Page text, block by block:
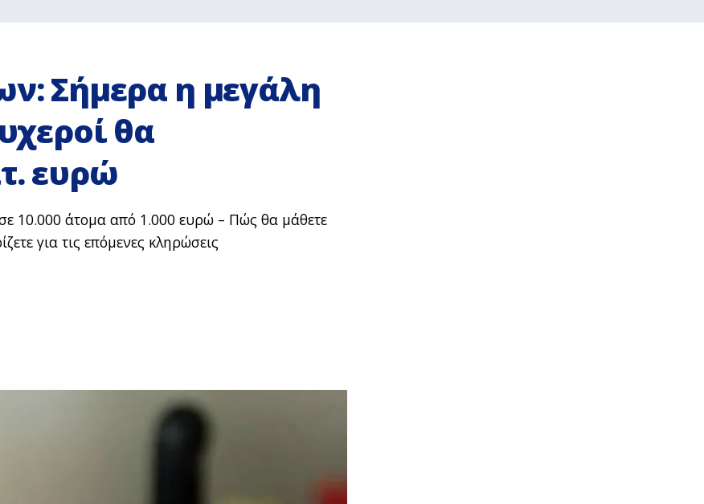
Σήμερα η μεγάλη
θα
ευρώ
10.000 άτομα από 1.000 ευρώ – Πώς θα μάθετε
για τις επόμενες κληρώσεις